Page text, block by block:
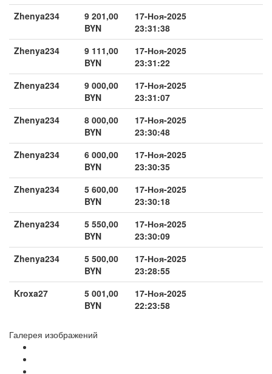
Zhenya234
9 201,00
BYN
17-Ноя-2025
23:31:38
Zhenya234
9 111,00
BYN
17-Ноя-2025
23:31:22
Zhenya234
9 000,00
BYN
17-Ноя-2025
23:31:07
Zhenya234
8 000,00
BYN
17-Ноя-2025
23:30:48
Zhenya234
6 000,00
BYN
17-Ноя-2025
23:30:35
Zhenya234
5 600,00
BYN
17-Ноя-2025
23:30:18
Zhenya234
5 550,00
BYN
17-Ноя-2025
23:30:09
Zhenya234
5 500,00
BYN
17-Ноя-2025
23:28:55
Kroxa27
5 001,00
BYN
17-Ноя-2025
22:23:58
Галерея изображений